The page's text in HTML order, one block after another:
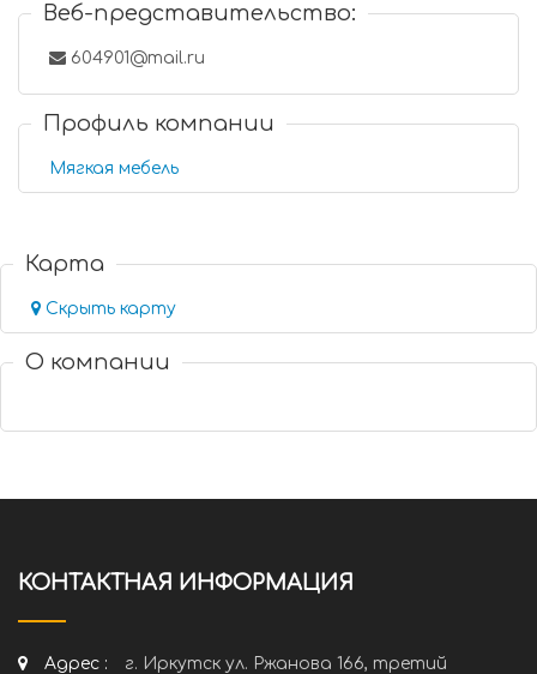
Веб-представительство:
604901@mail.ru
Профиль компании
Мягкая мебель
Карта
Скрыть карту
О компании
КОНТАКТНАЯ ИНФОРМАЦИЯ
Адрес :
г. Иркутск ул. Ржанова 166, третий